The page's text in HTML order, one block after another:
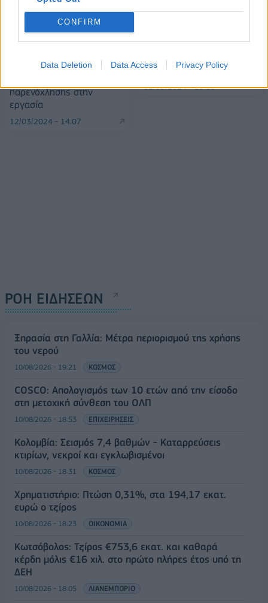
CONFIRM
Data Deletion Data Access Privacy Policy
AAEE: Στο λιανικό και
χονδρικό εμπόριο τα
καταγγελλόμενα
παρενόχλησης στην
εργασία
12/03/2024 - 14:07
εταιρείες της Ευρώπης
σύμφωνα με τους
Financial Times
12/03/2024 - 15:19
ΡΟΗ ΕΙΔΗΣΕΩΝ
Ξηρασία στη Γαλλία: Μέτρα περιορισμού της χρήσης
του νερού
10/08/2026 - 19:21 ΚΟΣΜΟΣ
COSCO: Απολογισμός των 10 ετών από την είσοδο
στη μετοχική σύνθεση του ΟΛΠ
10/08/2026 - 18:53 ΕΠΙΧΕΙΡΗΣΕΙΣ
Κολομβία: Σεισμός 7,4 βαθμών - Καταρρεύσεις
κτιρίων, νεκροί και εγκλωβισμένοι
10/08/2026 - 18:31 ΚΟΣΜΟΣ
Χρηματιστήριο: Πτώση 0,31%, στα 194,17 εκατ.
ευρώ ο τζίρος
10/08/2026 - 18:23 ΟΙΚΟΝΟΜΙΑ
Κωτσόβολος: Τζίρος €753,6 εκατ. και καθαρά
κέρδη μόλις €16 χιλ. στο πρώτο πλήρες έτος υπό τη
ΔΕΗ
10/08/2026 - 18:05 ΛΙΑΝΕΜΠΟΡΙΟ